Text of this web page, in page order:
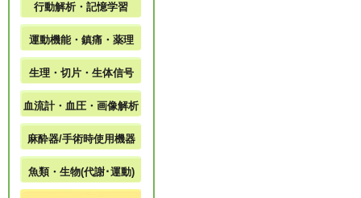
行動解析・記憶学習
運動機能・鎮痛・薬理
生理・切片・生体信号
血流計・血圧・画像解析
麻酔器/手術時使用機器
魚類・生物(代謝･運動)